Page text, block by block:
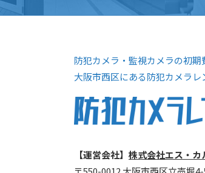
防犯カメラ・監視カメラの初
大阪市西区にある防犯カメラレ
【運営会社】 株式会社エス・カ